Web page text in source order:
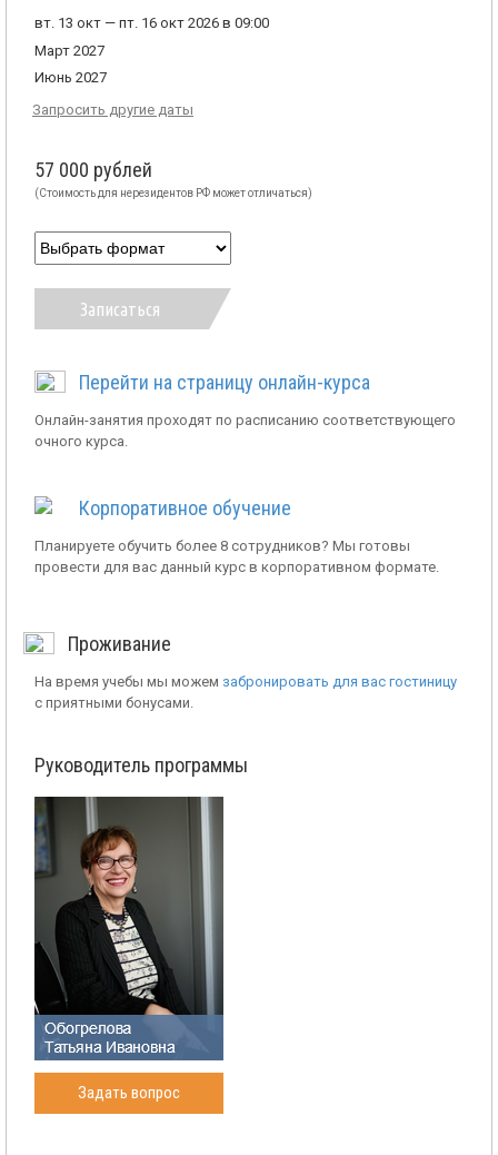
вт. 13 окт — пт. 16 окт 2026 в 09:00
Март 2027
Июнь 2027
Запросить другие даты
57 000 рублей
(Стоимость для нерезидентов РФ может отличаться)
Записаться
Перейти на страницу онлайн-курса
Онлайн-занятия проходят по расписанию соответствующего
очного курса.
Корпоративное обучение
Планируете обучить более 8 сотрудников? Мы готовы
провести для вас данный курс в корпоративном формате.
Проживание
На время учебы мы можем забронировать для вас гостиницу
с приятными бонусами.
Руководитель программы
Задать вопрос